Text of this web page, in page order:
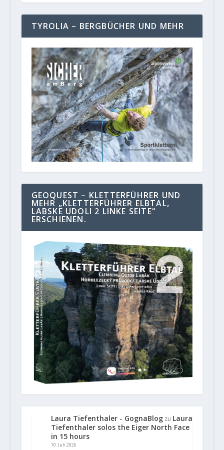
TYROLIA – BERGBÜCHER UND MEHR
GEOQUEST – KLETTERFÜHRER UND
MEHR „KLETTERFÜHRER ELBTAL,
LABSKE UDOLI 2 LINKE SEITE“
ERSCHIENEN.
Laura Tiefenthaler - GognaBlogzu Laura
Tiefenthaler solos the Eiger North Face
in 15 hours
10. Juli 2026